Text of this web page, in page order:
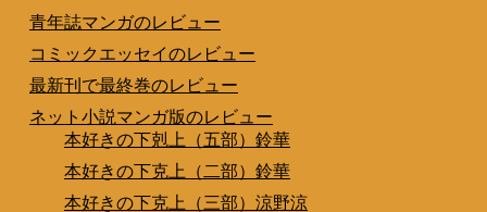
青年誌マンガのレビュー
コミックエッセイのレビュー
最新刊で最終巻のレビュー
ネット小説マンガ版のレビュー
本好きの下剋上（五部）鈴華
本好きの下克上（二部）鈴華
本好きの下克上（三部）涼野涼